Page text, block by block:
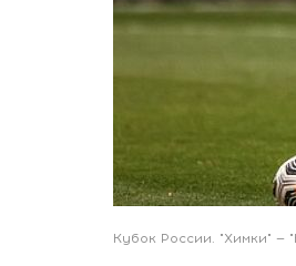
Кубок России. "Химки"